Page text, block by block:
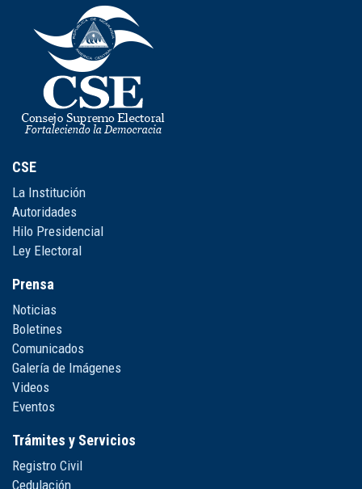
CSE
La Institución
Autoridades
Hilo Presidencial
Ley Electoral
Prensa
Noticias
Boletines
Comunicados
Galería de Imágenes
Videos
Eventos
Trámites y Servicios
Registro Civil
Cedulación